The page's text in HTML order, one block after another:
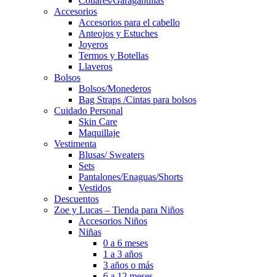
Accesorios
Accesorios para el cabello
Anteojos y Estuches
Joyeros
Termos y Botellas
Llaveros
Bolsos
Bolsos/Monederos
Bag Straps /Cintas para bolsos
Cuidado Personal
Skin Care
Maquillaje
Vestimenta
Blusas/ Sweaters
Sets
Pantalones/Enaguas/Shorts
Vestidos
Descuentos
Zoe y Lucas – Tienda para Niños
Accesorios Niños
Niñas
0 a 6 meses
1 a 3 años
3 años o más